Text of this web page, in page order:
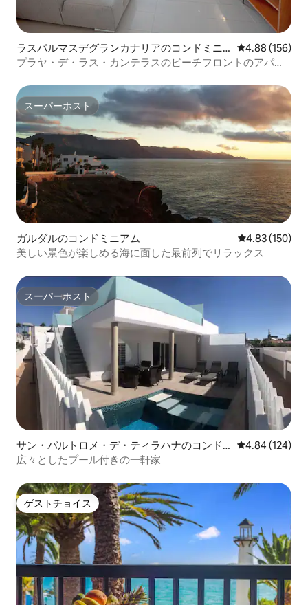
ラスパルマスデグランカナリアのコンドミニ
アム
レビュー156
4.88 (156)
プラヤ・デ・ラス・カンテラスのビーチフロントのアパー
スーパーホスト
スーパーホスト
ガルダルのコンドミニアム レビュー150
4.83 (150)
美しい景色が楽しめる海に面した最前列でリラックス
スーパーホスト
スーパーホスト
サン・バルトロメ・デ・ティラハナのコンド
ミニアム
レビュー124
4.84 (124)
広々としたプール付きの一軒家
ゲストチョイス
ゲストチョイス